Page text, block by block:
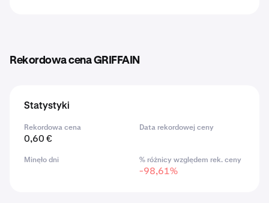
Rekordowa cena GRIFFAIN
Statystyki
Rekordowa cena
0,60 €
Data rekordowej ceny
Minęło dni % różnicy względem rek. ceny
-98,61%